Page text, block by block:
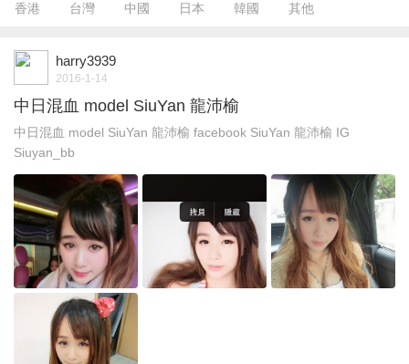
香港 台灣 中國 日本 韓國 其他
harry3939
2016-1-14
中日混血 model SiuYan 龍沛榆
中日混血 model SiuYan 龍沛榆 facebook SiuYan 龍沛榆 IG
Siuyan_bb